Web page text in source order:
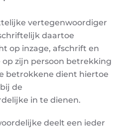
vertegenwoordiger
daartoe
op inzage, afschrift en
zijn persoon betrekking
betrokkene dient hiertoe
de
in te dienen.
deelt een ieder